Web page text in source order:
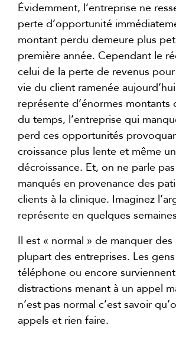
Évidemment, l’entreprise ne
perte d’opportunité
montant perdu demeure plus
première année. Cependant le
celui de la perte de revenus
vie du client ramenée
représente d’énormes montants
du temps, l’entreprise qui
perd ces opportunités
croissance plus lente et même
décroissance. Et, on ne parle
manqués en provenance des
clients à la clinique. Imaginez
représente en quelques
Il est « normal » de manquer
plupart des entreprises. Les
téléphone ou encore
distractions menant à un appel
n’est pas normal c’est savoir
appels et rien faire.